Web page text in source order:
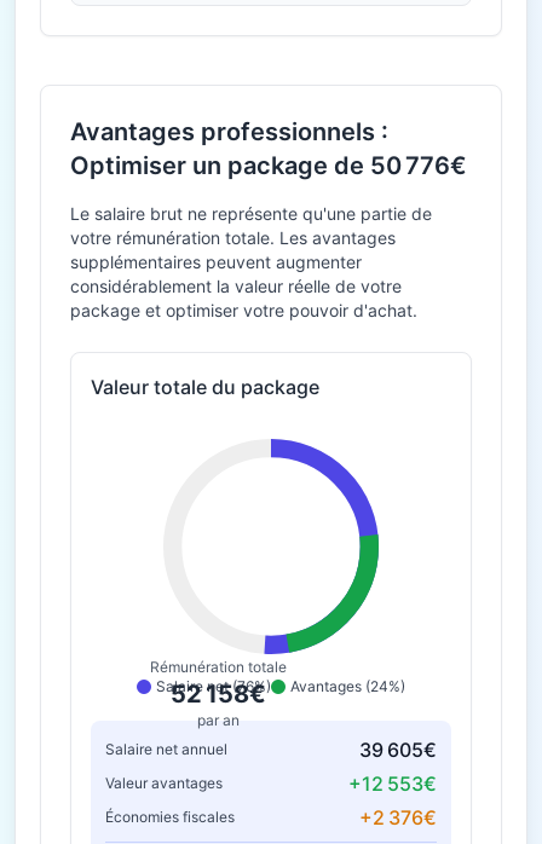
Avantages professionnels :
Optimiser un package de 50 776€
Le salaire brut ne représente qu'une partie de
votre rémunération totale. Les avantages
supplémentaires peuvent augmenter
considérablement la valeur réelle de votre
package et optimiser votre pouvoir d'achat.
Valeur totale du package
Rémunération totale
52 158€
par an
Salaire net (76%) Avantages (24%)
Salaire net annuel 39 605€
Valeur avantages +12 553€
Économies fiscales +2 376€